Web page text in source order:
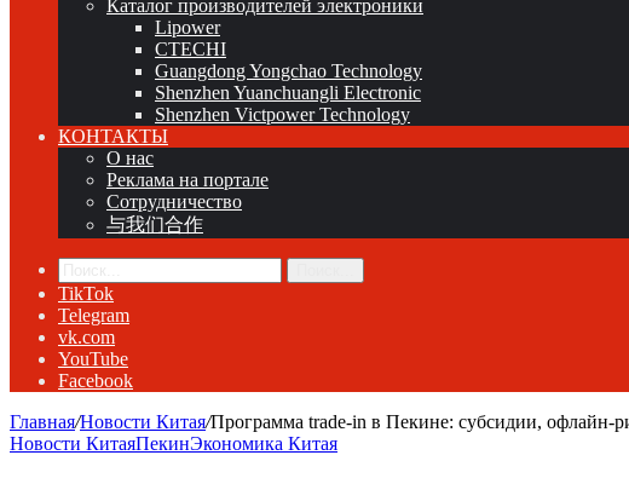
Каталог производителей электроники
Lipower
CTECHI
Guangdong Yongchao Technology
Shenzhen Yuanchuangli Electronic
Shenzhen Victpower Technology
КОНТАКТЫ
О нас
Реклама на портале
Сотрудничество
与我们合作
TikTok
Telegram
vk.com
YouTube
Facebook
Главная/Новости Китая/Программа trade-in в Пекине: субсидии, офлайн-
Новости КитаяПекинЭкономика Китая